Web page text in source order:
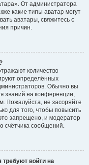
От администратора
какие типы аватар могут
аватары, свяжитесь с
причин.
количество
определённых
Обычно вы
званий на конференции,
Пожалуйста, не засоряйте
для того, чтобы повысить
запрещено, и модератор
счётчика сообщений.
войти на